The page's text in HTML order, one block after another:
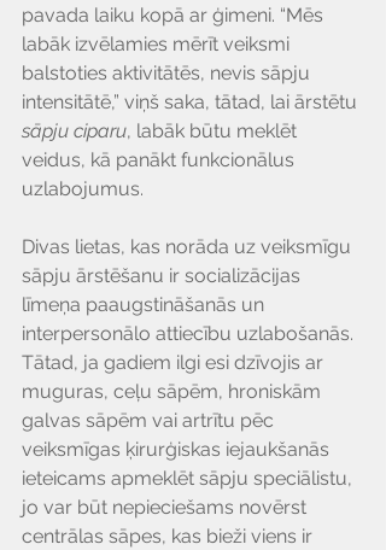
pavada laiku kopā ar ģimeni. “Mēs
labāk izvēlamies mērīt veiksmi
balstoties aktivitātēs, nevis sāpju
intensitātē,” viņš saka, tātad, lai ārstētu
sāpju ciparu, labāk būtu meklēt
veidus, kā panākt funkcionālus
uzlabojumus.
Divas lietas, kas norāda uz veiksmīgu
sāpju ārstēšanu ir socializācijas
līmeņa paaugstināšanās un
interpersonālo attiecību uzlabošanās.
Tātad, ja gadiem ilgi esi dzīvojis ar
muguras, ceļu sāpēm, hroniskām
galvas sāpēm vai artrītu pēc
veiksmīgas ķirurģiskas iejaukšanās
ieteicams apmeklēt sāpju speciālistu,
jo var būt nepieciešams novērst
centrālas sāpes, kas bieži viens ir